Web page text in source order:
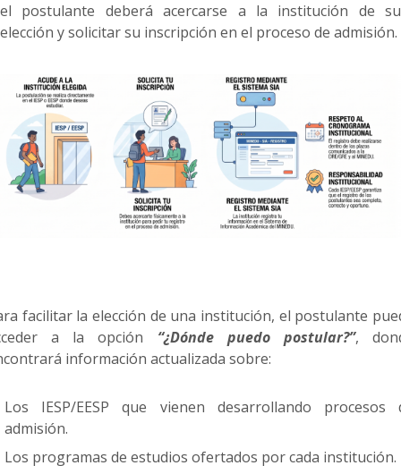
el postulante deberá acercarse a la institución de su
elección y solicitar su inscripción en el proceso de admisión.
facilitar la elección de una institución, el postulante
a la opción “¿Dónde puedo postular?”,
información actualizada sobre:
Los IESP/EESP que vienen desarrollando procesos
admisión.
Los programas de estudios ofertados por cada institución.